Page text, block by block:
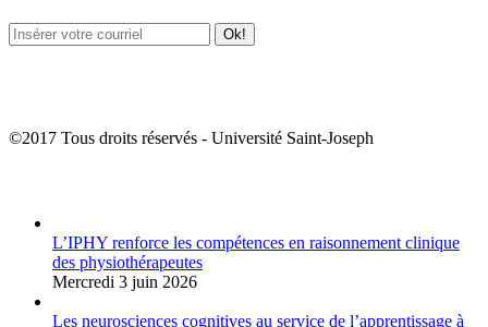
©2017 Tous droits réservés - Université Saint-Joseph
L’IPHY renforce les compétences en raisonnement clinique
des physiothérapeutes
Mercredi 3 juin 2026
Les neurosciences cognitives au service de l’apprentissage à